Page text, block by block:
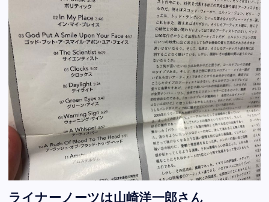
ライナーノーツは山崎洋一郎さん